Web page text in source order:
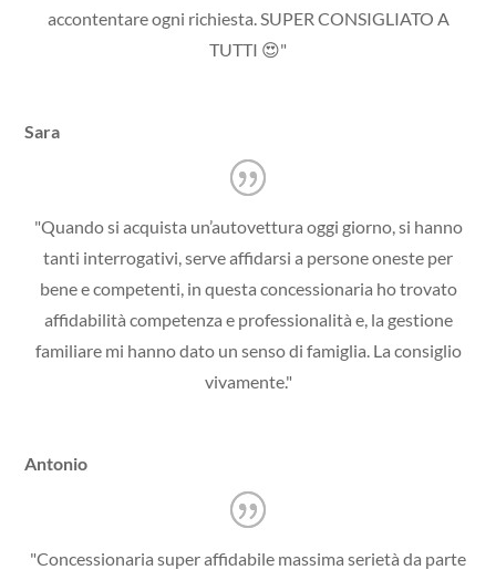
accontentare ogni richiesta. SUPER CONSIGLIATO A
TUTTI 😍"
Sara
"Quando si acquista un’autovettura oggi giorno, si hanno
tanti interrogativi, serve affidarsi a persone oneste per
bene e competenti, in questa concessionaria ho trovato
affidabilità competenza e professionalità e, la gestione
familiare mi hanno dato un senso di famiglia. La consiglio
vivamente."
Antonio
"Concessionaria super affidabile massima serietà da parte